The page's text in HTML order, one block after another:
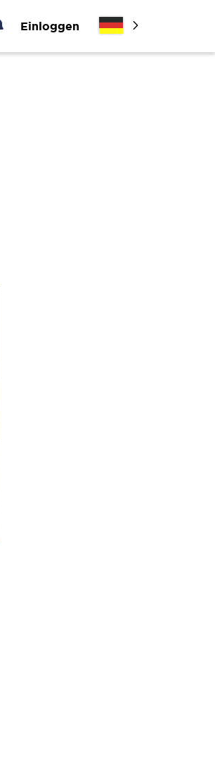
Einloggen